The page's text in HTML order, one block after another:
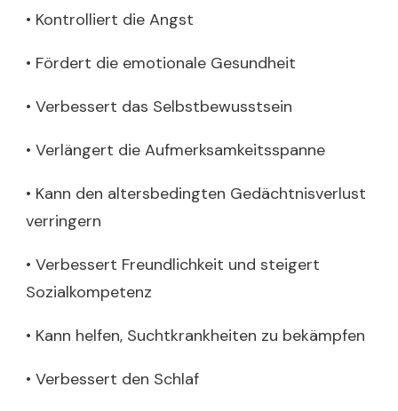
• Kontrolliert die Angst
• Fördert die emotionale Gesundheit
• Verbessert das Selbstbewusstsein
• Verlängert die Aufmerksamkeitsspanne
• Kann den altersbedingten Gedächtnisverlust
verringern
• Verbessert Freundlichkeit und steigert
Sozialkompetenz
• Kann helfen, Suchtkrankheiten zu bekämpfen
• Verbessert den Schlaf